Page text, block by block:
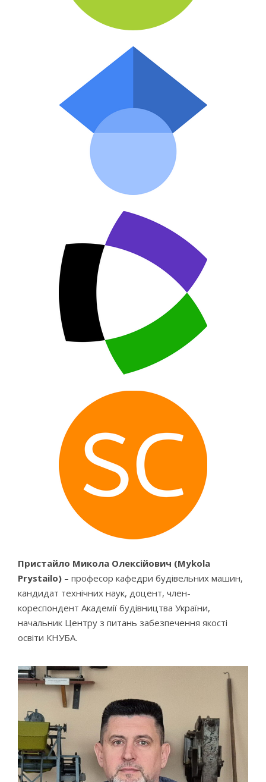
Пристайло Микола Олексійович (Mykola
Prystailo) – професор кафедри будівельних машин,
кандидат технічних наук, доцент, член-
кореспондент Академії будівництва України,
начальник Центру з питань забезпечення якості
освіти КНУБА.